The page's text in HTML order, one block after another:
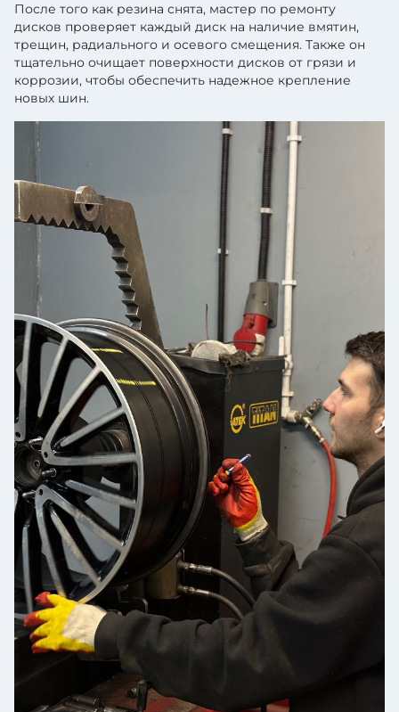
После того как резина снята, мастер по ремонту
дисков проверяет каждый диск на наличие вмятин,
трещин, радиального и осевого смещения. Также он
тщательно очищает поверхности дисков от грязи и
коррозии, чтобы обеспечить надежное крепление
новых шин.